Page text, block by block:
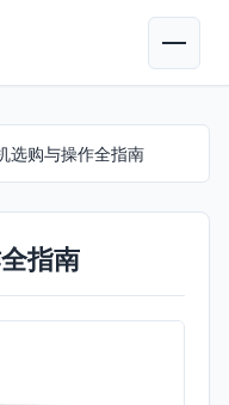
选购与操作全指南
指南